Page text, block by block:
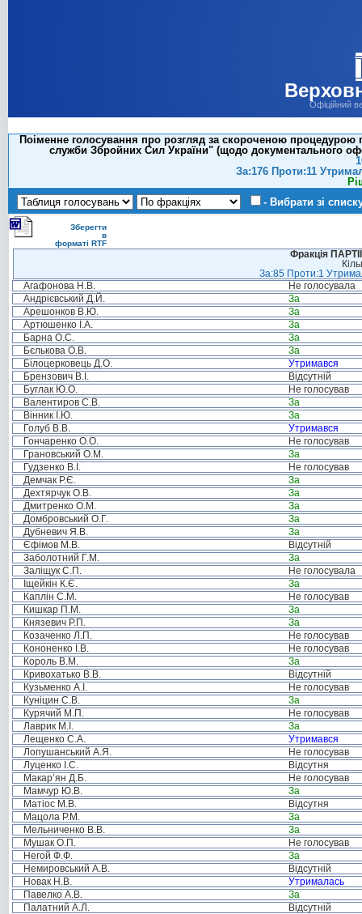
Офіційний
Поіменне голосування про розгляд за скороченою процедурою
служби Збройних Сил України" (щодо документального
За:176 Проти:11
- Вибрати зі
Зберегти
в
форматі RTF
Фракція
За:85 Проти:1
Агафонова Н.В.
Не голосувала
Андрієвський Д.Й.
За
Арешонков В.Ю.
За
Артюшенко І.А.
За
Барна О.С.
За
Бєлькова О.В.
За
Білоцерковець Д.О.
Утримався
Брензович В.І.
Відсутній
Буглак Ю.О.
Не голосував
Валентиров С.В.
За
Вінник І.Ю.
За
Голуб В.В.
Утримався
Гончаренко О.О.
Не голосував
Грановський О.М.
За
Гудзенко В.І.
Не голосував
Демчак Р.Є.
За
Дехтярчук О.В.
За
Дмитренко О.М.
За
Домбровський О.Г.
За
Дубневич Я.В.
За
Єфімов М.В.
Відсутній
Заболотний Г.М.
За
Заліщук С.П.
Не голосувала
Іщейкін К.Є.
За
Каплін С.М.
Не голосував
Кишкар П.М.
За
Князевич Р.П.
За
Козаченко Л.П.
Не голосував
Кононенко І.В.
Не голосував
Король В.М.
За
Кривохатько В.В.
Відсутній
Кузьменко А.І.
Не голосував
Куніцин С.В.
За
Курячий М.П.
Не голосував
Лаврик М.І.
За
Лещенко С.А.
Утримався
Лопушанський А.Я.
Не голосував
Луценко І.С.
Відсутня
Макар’ян Д.Б.
Не голосував
Мамчур Ю.В.
За
Матіос М.В.
Відсутня
Мацола Р.М.
За
Мельниченко В.В.
За
Мушак О.П.
Не голосував
Негой Ф.Ф.
За
Немировський А.В.
Відсутній
Новак Н.В.
Утрималась
Павелко А.В.
За
Палатний А.Л.
Відсутній